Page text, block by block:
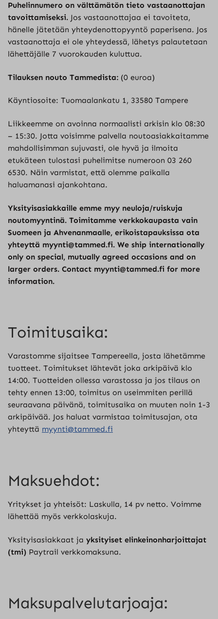
Puhelinnumero on välttämätön tieto vastaanottajan
tavoittamiseksi. Jos vastaanottajaa ei tavoiteta,
hänelle jätetään yhteydenottopyyntö paperisena. Jos
vastaanottaja ei ole yhteydessä, lähetys palautetaan
lähettäjälle 7 vuorokauden kuluttua.
Tilauksen nouto Tammedista: (0 euroa)
Käyntiosoite: Tuomaalankatu 1, 33580 Tampere
Liikkeemme on avoinna normaalisti arkisin klo 08:30
– 15:30. Jotta voisimme palvella noutoasiakkaitamme
mahdollisimman sujuvasti, ole hyvä ja ilmoita
etukäteen tulostasi puhelimitse numeroon 03 260
6530. Näin varmistat, että olemme paikalla
haluamanasi ajankohtana.
Yksityisasiakkaille emme myy neuloja/ruiskuja
noutomyyntinä. Toimitamme verkkokaupasta vain
Suomeen ja Ahvenanmaalle, erikoistapauksissa ota
yhteyttä myynti@tammed.fi. We ship internationally
only on special, mutually agreed occasions and on
larger orders. Contact myynti@tammed.fi for more
information.
Toimitusaika:
Varastomme sijaitsee Tampereella, josta lähetämme
tuotteet. Toimitukset lähtevät joka arkipäivä klo
14:00. Tuotteiden ollessa varastossa ja jos tilaus on
tehty ennen 13:00, toimitus on useimmiten perillä
seuraavana päivänä, toimitusaika on muuten noin 1-3
arkipäivää. Jos haluat varmistaa toimitusajan, ota
yhteyttä myynti@tammed.fi
Maksuehdot:
Yritykset ja yhteisöt: Laskulla, 14 pv netto. Voimme
lähettää myös verkkolaskuja.
Yksityisasiakkaat ja yksityiset elinkeinonharjoittajat
(tmi) Paytrail verkkomaksuna.
Maksupalvelutarjoaja: